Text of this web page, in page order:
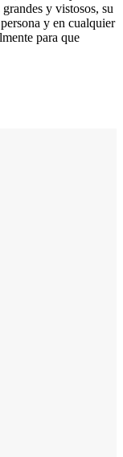
y vistosos, su
y en cualquier
para que